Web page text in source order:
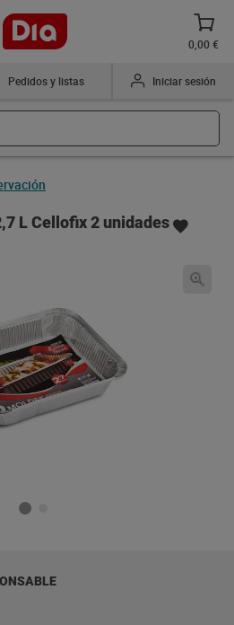
0,00 €
Pedidos y listas Iniciar sesión
L Cellofix 2 unidades